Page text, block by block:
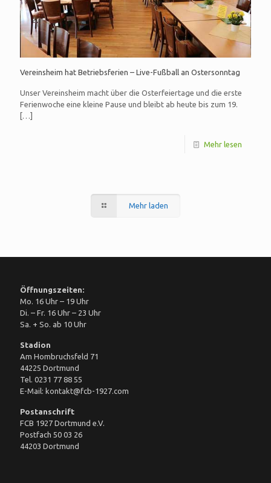
Vereinsheim hat Betriebsferien – Live-Fußball an Ostersonntag
Unser Vereinsheim macht über die Osterfeiertage und die erste
Ferienwoche eine kleine Pause und bleibt ab heute bis zum 19.
[…]
Mehr lesen
Mehr laden
Öffnungszeiten:
Mo. 16 Uhr – 19 Uhr
Di. – Fr. 16 Uhr – 23 Uhr
Sa. + So. ab 10 Uhr
Stadion
Am Hombruchsfeld 71
44225 Dortmund
Tel. 0231 77 88 55
E-Mail: kontakt@fcb-1927.com
Postanschrift
FCB 1927 Dortmund e.V.
Postfach 50 03 26
44203 Dortmund